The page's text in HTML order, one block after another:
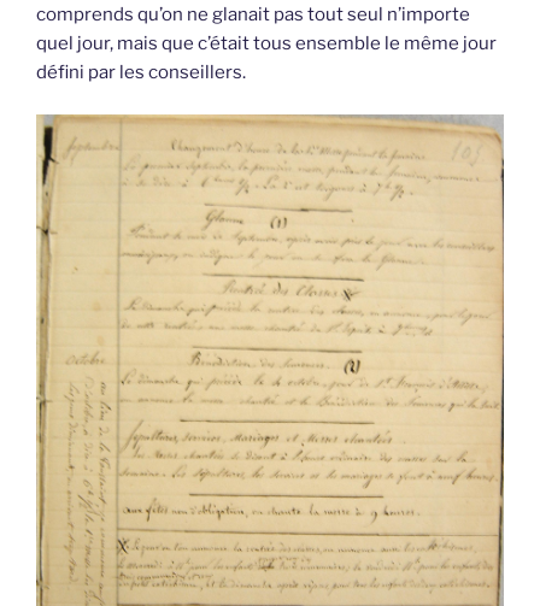
comprends qu’on ne glanait pas tout seul n’importe
quel jour, mais que c’était tous ensemble le même jour
défini par les conseillers.